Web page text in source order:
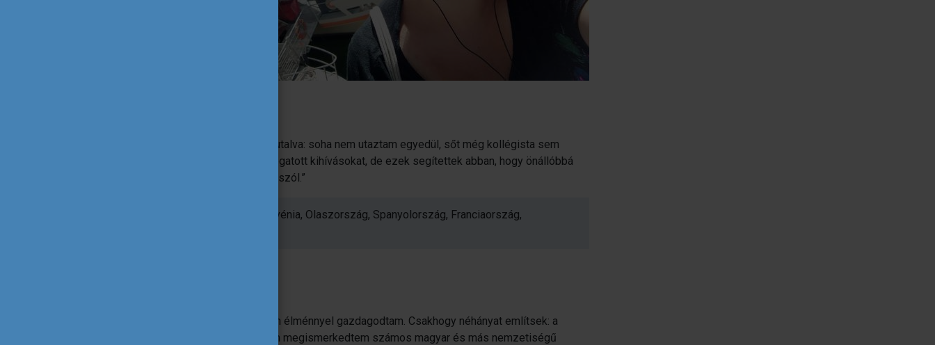
„Korábban nem igazán voltam magamra utalva: soha nem utaztam egyedül, sőt még kollégista sem
voltam. Így az út ilyen szempontból tartogatott kihívásokat, de ezek segítettek abban, hogy önállóbbá
váljak – amiről valójában a felnőtt élet is szól.”
Szabolcs utazásának állomásai: Szlovénia, Olaszország, Spanyolország, Franciaország,
„A három hét alatt rengeteg feledhetetlen élménnyel gazdagodtam. Csakhogy néhányat említsek: a
köszönhetően megismerkedtem számos magyar és más nemzetiségű